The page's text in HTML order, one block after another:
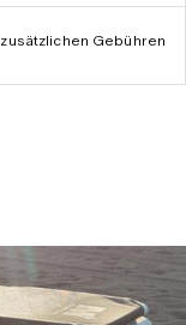
Gebühren